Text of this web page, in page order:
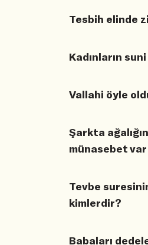
Tesbih elinde
Kadınların
Vallahi öyle
Şarkta
münasebet var
Tevbe
kimlerdir?
Babaları